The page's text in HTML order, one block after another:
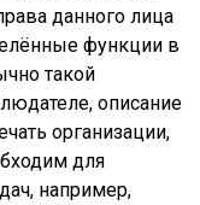
данного лица
функции в
такой
описание
организации,
для
например,